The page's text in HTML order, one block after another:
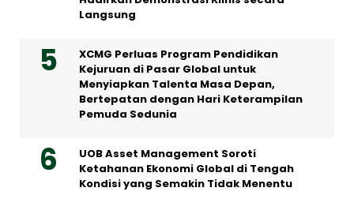
Langsung
XCMG Perluas Program Pendidikan
Kejuruan di Pasar Global untuk
Menyiapkan Talenta Masa Depan,
Bertepatan dengan Hari Keterampilan
Pemuda Sedunia
UOB Asset Management Soroti
Ketahanan Ekonomi Global di Tengah
Kondisi yang Semakin Tidak Menentu